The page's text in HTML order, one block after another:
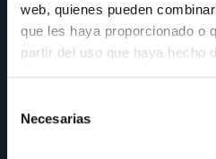
web, quienes pueden
que les haya proporcionado o
partir del uso que haya hecho
Necesarias
SHOWROOM
Timanfaya, 15, 17 y 19
28970 Humanes de Madrid
Lunes a viernes: